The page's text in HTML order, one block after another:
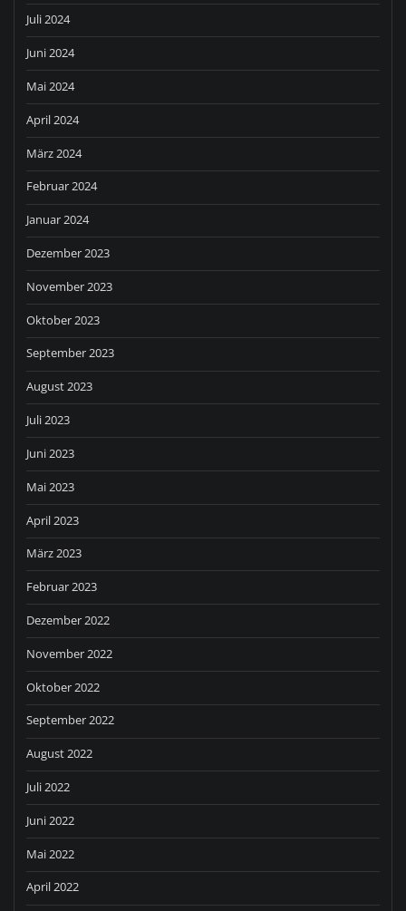
Juli 2024
Juni 2024
Mai 2024
April 2024
März 2024
Februar 2024
Januar 2024
Dezember 2023
November 2023
Oktober 2023
September 2023
August 2023
Juli 2023
Juni 2023
Mai 2023
April 2023
März 2023
Februar 2023
Dezember 2022
November 2022
Oktober 2022
September 2022
August 2022
Juli 2022
Juni 2022
Mai 2022
April 2022